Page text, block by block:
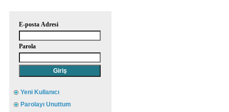
E-posta Adresi
Parola
Yeni Kullanıcı
Parolayı Unuttum